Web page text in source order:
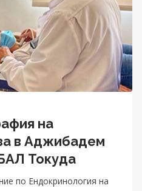
на
в Аджибадем
Токуда
по Ендокринология на